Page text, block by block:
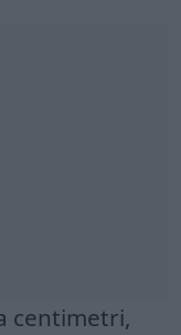
centimetri,